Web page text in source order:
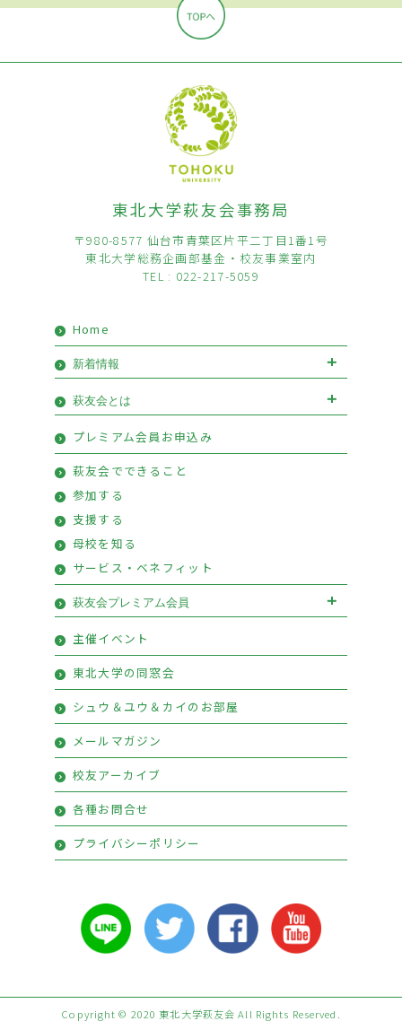
東北大学萩友会事務局
〒980-8577 仙台市青葉区片平二丁目1番1号
東北大学総務企画部基金・校友事業室内
TEL : 022-217-5059
Home
新着情報
お知らせ
イベント
優待情報
活動報告
萩友会とは
会長挨拶
萩友会のご案内
プレミアム会員お申込み
萩友会でできること
参加する
支援する
母校を知る
サービス・ベネフィット
萩友会プレミアム会員
萩友会プレミアム会員お申込み
プレミアム会員特典
主催イベント
東北大学の同窓会
シュウ＆ユウ＆カイのお部屋
メールマガジン
校友アーカイブ
各種お問合せ
プライバシーポリシー
Copyright © 2020 東北大学萩友会 All Rights Reserved.